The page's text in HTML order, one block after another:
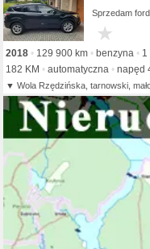
Sprzedam
2018 129 900 km benzyna
1
182 KM
automatyczna napęd
Wola Rzędzińska, tarnowski,